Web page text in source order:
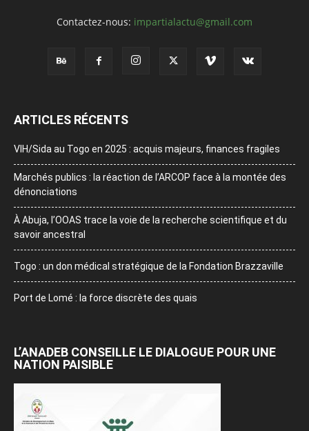
Contactez-nous: impartialactu@gmail.com
ARTICLES RÉCENTS
VIH/Sida au Togo en 2025 : acquis majeurs, finances fragiles
Marchés publics : la réaction de l’ARCOP face à la montée des
dénonciations
À Abuja, l’OOAS trace la voie de la recherche scientifique et du
savoir ancestral
Togo : un don médical stratégique de la Fondation Brazzaville
Port de Lomé : la force discrète des quais
L’ANADEB CONSEILLE LE DIALOGUE POUR UNE
NATION PAISIBLE